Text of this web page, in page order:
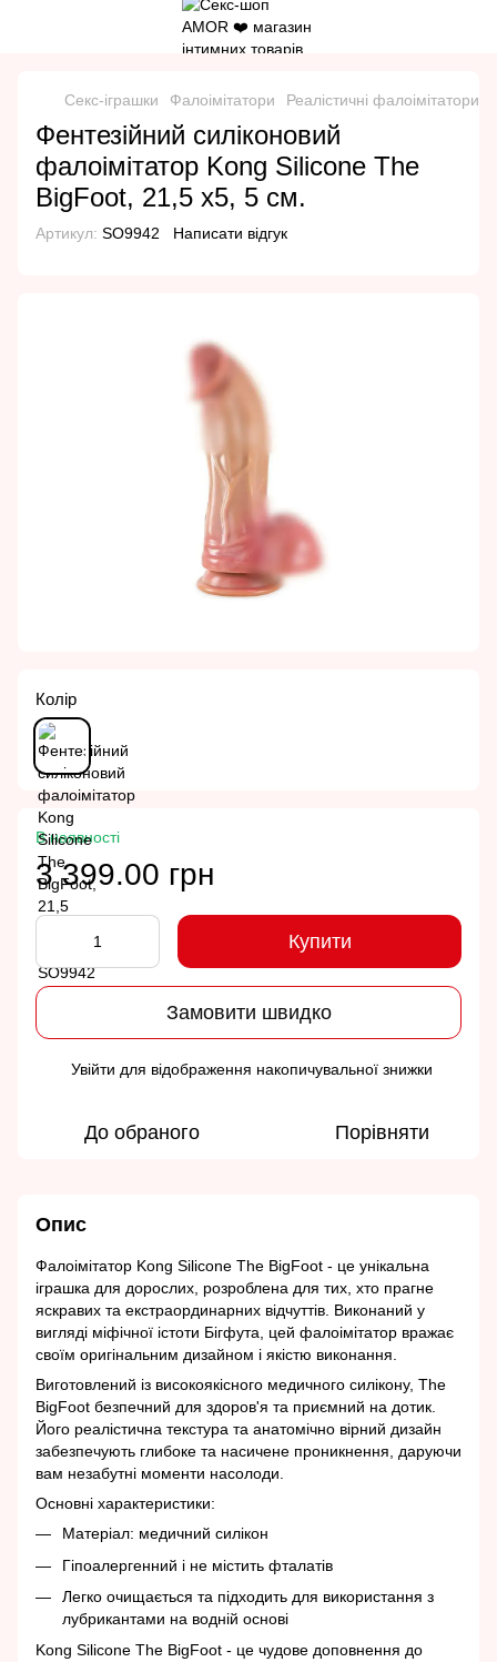
Секс-іграшки Фалоімітатори Реалістичні фалоімітатори
Фентезійний силіконовий
фалоімітатор Kong Silicone The
BigFoot, 21,5 х5, 5 см.
Артикул: SO9942 Написати відгук
Колір
В наявності
3 399.00 грн
Купити
Замовити швидко
Увійти для відображення накопичувальної знижки
До обраного Порівняти
Опис
Фалоімітатор Kong Silicone The BigFoot - це унікальна
іграшка для дорослих, розроблена для тих, хто прагне
яскравих та екстраординарних відчуттів. Виконаний у
вигляді міфічної істоти Бігфута, цей фалоімітатор вражає
своїм оригінальним дизайном і якістю виконання.
Виготовлений із високоякісного медичного силікону, The
BigFoot безпечний для здоров'я та приємний на дотик.
Його реалістична текстура та анатомічно вірний дизайн
забезпечують глибоке та насичене проникнення, даруючи
вам незабутні моменти насолоди.
Основні характеристики:
Матеріал: медичний силікон
Гіпоалергенний і не містить фталатів
Легко очищається та підходить для використання з
лубрикантами на водній основі
Kong Silicone The BigFoot - це чудове доповнення до